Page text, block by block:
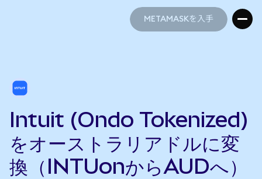
METAMASKを入手
Intuit (Ondo Tokenized)
をオーストラリアドルに変
換（INTUonからAUDへ）